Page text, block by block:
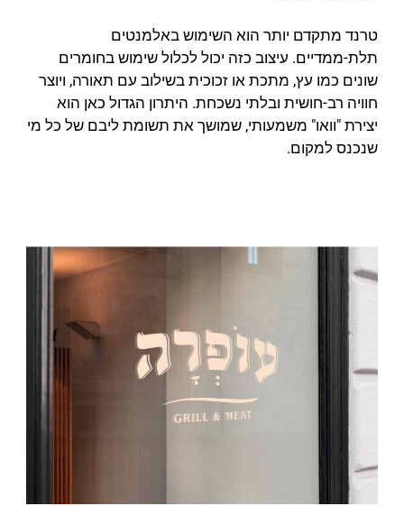
טרנד מתקדם יותר הוא השימוש באלמנטים
תלת-ממדיים. עיצוב כזה יכול לכלול שימוש בחומרים
שונים כמו עץ, מתכת או זכוכית בשילוב עם תאורה, ויוצר
חוויה רב-חושית ובלתי נשכחת. היתרון הגדול כאן הוא
יצירת "וואו" משמעותי, שמושך את תשומת ליבם של כל מי
שנכנס למקום.